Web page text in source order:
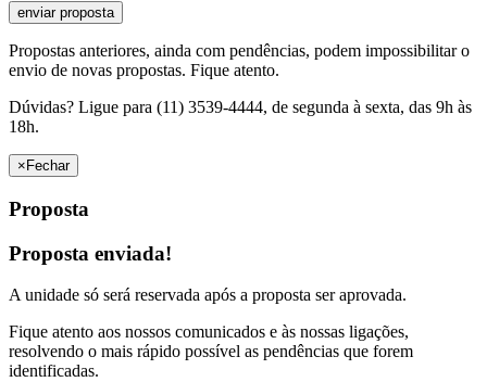
Propostas anteriores, ainda com pendências, podem impossibilitar o
envio de novas propostas. Fique atento.
Dúvidas? Ligue para (11) 3539-4444, de segunda à sexta, das 9h às
18h.
× Fechar
Proposta
Proposta enviada!
A unidade só será reservada após a proposta ser aprovada.
Fique atento aos nossos comunicados e às nossas ligações,
resolvendo o mais rápido possível as pendências que forem
identificadas.